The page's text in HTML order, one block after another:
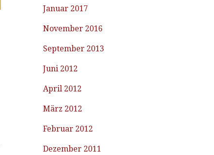
Januar 2017
November 2016
September 2013
Juni 2012
April 2012
März 2012
Februar 2012
Dezember 2011